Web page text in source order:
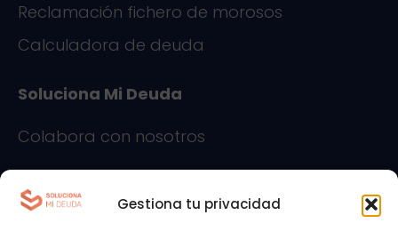
Gestiona tu privacidad
Reclamación fichero de morosos
Calculadora de deuda
Soluciona Mi Deuda
Colabora con nosotros
Hablamos por teléfono